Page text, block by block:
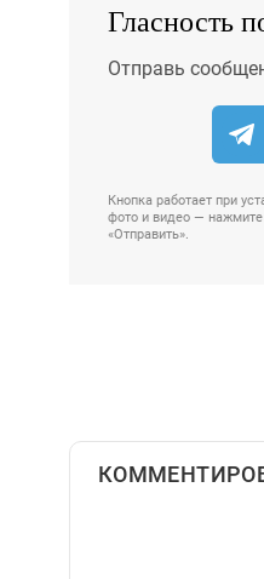
Гласность
Отправь
Кнопка работает при
фото и видео — нажмите
«Отправить».